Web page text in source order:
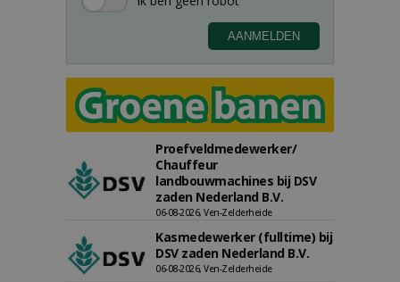
Proefveldmedewerker/
Chauffeur
landbouwmachines bij DSV
zaden Nederland B.V.
06-08-2026, Ven-Zelderheide
Kasmedewerker (fulltime) bij
DSV zaden Nederland B.V.
06-08-2026, Ven-Zelderheide